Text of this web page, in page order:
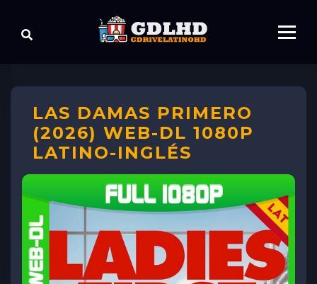
LAS DAMAS PRIMERO
(2026) WEB-DL 1080P
LATINO-INGLÉS